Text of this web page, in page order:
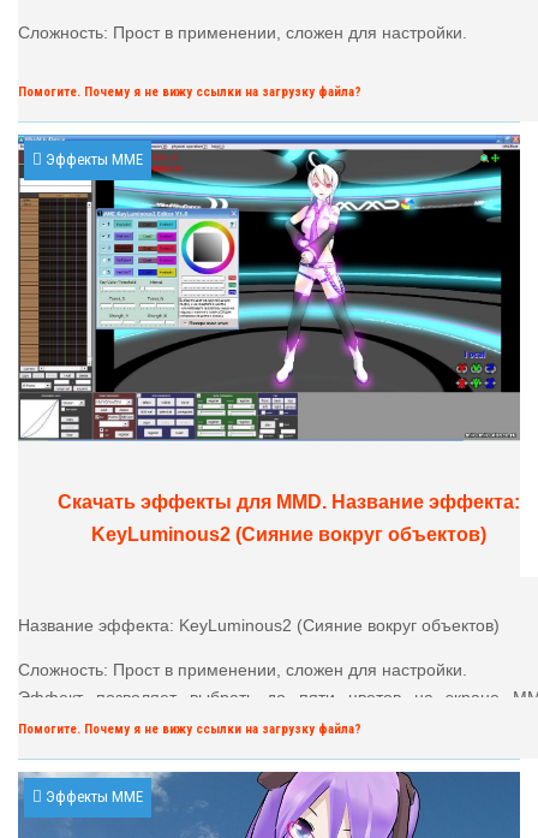
Сложность: Прост в применении, сложен для настройки.
Помогите. Почему я не вижу ссылки на загрузку файла?
Эффекты MME
Скачать эффекты для MMD. Название эффекта:
KeyLuminous2 (Сияние вокруг объектов)
Название эффекта: KeyLuminous2 (Сияние вокруг объектов)
Сложность: Прост в применении, сложен для настройки.
Эффект позволяет выбрать до пяти цветов на экране
которые будут заменятся сиянием
Помогите. Почему я не вижу ссылки на загрузку файла?
Эффекты MME